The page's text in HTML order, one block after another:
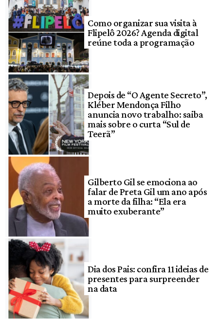
Como organizar sua visita à
Flipelô 2026? Agenda digital
reúne toda a programação
Depois de “O Agente Secreto”,
Kléber Mendonça Filho
anuncia novo trabalho: saiba
mais sobre o curta “Sul de
Teerã”
Gilberto Gil se emociona ao
falar de Preta Gil um ano após
a morte da filha: “Ela era
muito exuberante”
Dia dos Pais: confira 11 ideias de
presentes para surpreender
na data